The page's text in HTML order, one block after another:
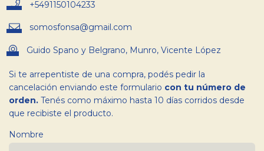
+5491150104233
somosfonsa@gmail.com
Guido Spano y Belgrano, Munro, Vicente López
Si te arrepentiste de una compra, podés pedir la
cancelación enviando este formulario con tu número de
orden. Tenés como máximo hasta 10 días corridos desde
que recibiste el producto.
Nombre